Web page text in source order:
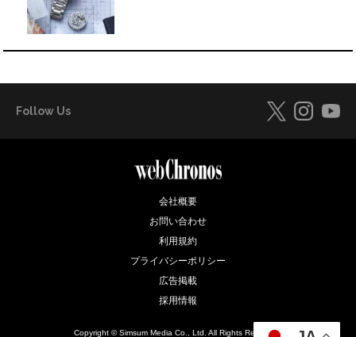
Follow Us
会社概要
お問い合わせ
利用規約
プライバシーポリシー
広告掲載
採用情報
Copyright © Simsum Media Co., Ltd. All Rights Reserved.